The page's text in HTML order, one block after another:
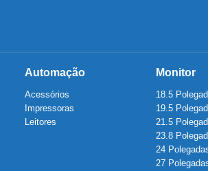
Automação
Acessórios
Impressoras
Leitores
Monitor
18.5
19.5
21.5
23.8
24
27